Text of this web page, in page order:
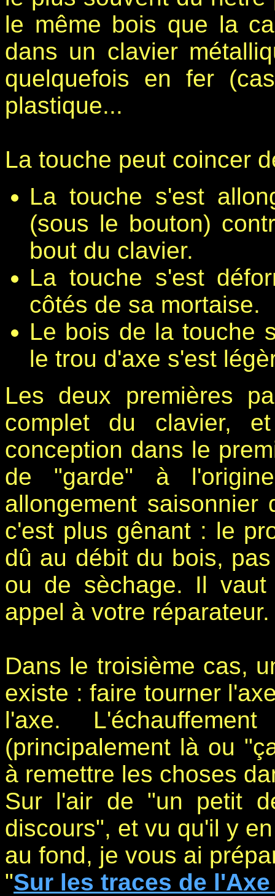
le même bois que la
dans un clavier
quelquefois en fer
plastique...
La touche peut coincer
La touche s'est
(sous le bouton)
bout du clavier.
La touche s'est
côtés de sa mortaise.
Le bois de la touche
le trou d'axe s'est
Les deux premières
complet du clavier,
conception dans le
de "garde" à
allongement
c'est plus gênant : le
dû au débit du bois,
ou de sèchage. Il
appel à votre réparateur.
Dans le troisième cas,
existe : faire tourner
l'axe.
(principalement là ou
à remettre les choses
Sur l'air de "un petit
discours", et vu qu'il y
au fond, je vous ai
"Sur les traces de